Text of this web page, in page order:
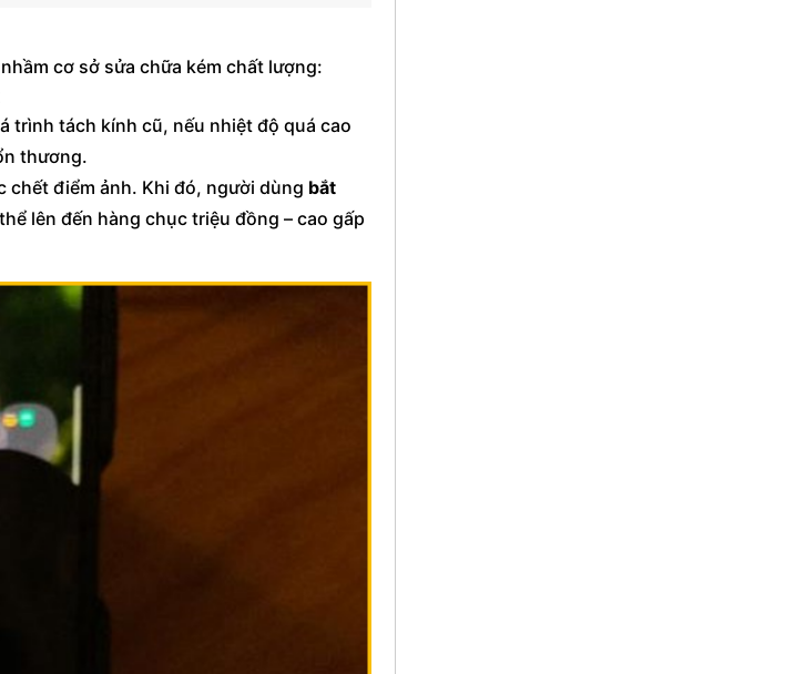
cơ sở sửa chữa kém chất lượng:
trình tách kính cũ, nếu nhiệt độ quá cao
thương.
chết điểm ảnh. Khi đó, người dùng bắt
lên đến hàng chục triệu đồng – cao gấp